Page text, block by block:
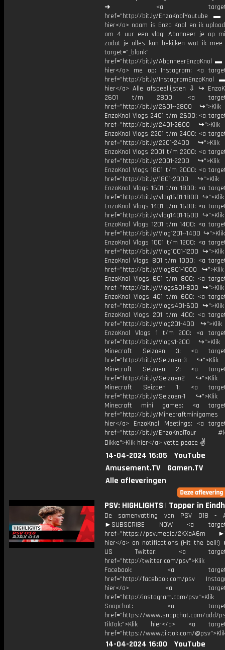
➜ <a
href="http://bit.ly/EnzoKnolYoutube ▬
hier</a> naam is Enzo Knol en ik
om 4 uur een vlog! Abonneer je op
zodat je alles kan bekijken wat ik mee
target="_blank"
href="http://bit.ly/AbonneerEnzoKnol ▬
hier</a> me op: Instagram: <a
href="http://bit.ly/InstagramEnzoKnol
hier</a> Alle afspeellijsten ⇩ ↪
2601 t/m 2800: <a
href="http://bit.ly/2601--2800
EnzoKnol Vlogs 2401 t/m 2600: <a
href="http://bit.ly/2401-2600 ↪">Klik
EnzoKnol Vlogs 2201 t/m 2400: <a
href="http://bit.ly/2201-2400 ↪">Klik
EnzoKnol Vlogs 2001 t/m 2200: <a
href="http://bit.ly/2001-2200 ↪">Klik
EnzoKnol Vlogs 1801 t/m 2000: <a
href="http://bit.ly/1801-2000 ↪">Klik
EnzoKnol Vlogs 1601 t/m 1800: <a
href="http://bit.ly/vlog1601-1800
EnzoKnol Vlogs 1401 t/m 1600: <a
href="http://bit.ly/vlog1401-1600
EnzoKnol Vlogs 1201 t/m 1400: <a
href="http://bit.ly/Vlog1201--1400
EnzoKnol Vlogs 1001 t/m 1200: <a
href="http://bit.ly/Vlog1001-1200
EnzoKnol Vlogs 801 t/m 1000: <a
href="http://bit.ly/Vlog801-1000
EnzoKnol Vlogs 601 t/m 800: <a
href="http://bit.ly/Vlogs601-800
EnzoKnol Vlogs 401 t/m 600: <a
href="http://bit.ly/Vlogs401-600
EnzoKnol Vlogs 201 t/m 400: <a
href="http://bit.ly/Vlog201-400
EnzoKnol Vlogs 1 t/m 200: <a
href="http://bit.ly/Vlogs1-200
Minecraft Seizoen 3: <a
href="http://bit.ly/Seizoen-3 ↪">Klik
Minecraft Seizoen 2: <a
href="http://bit.ly/Seizoen2 ↪">Klik
Minecraft Seizoen 1: <a
href="http://bit.ly/Seizoen-1 ↪">Klik
Minecraft mini games: <a
href="http://bit.ly/
hier</a> EnzoKnol Meetings: <a
href="http://bit.ly/EnzoKnolTour
Dikke">Klik hier</a> vette peace ✌
14-04-2024 16:05
YouTube
Amusement.TV
Gamen.TV
Alle afleveringen
PSV: HIGHLIGHTS | Topper in
De samenvatting van PSV O18 -
►SUBSCRIBE NOW <a
href="https://psv.media/2KXaA6m
hier</a> on notifications (Hit the bell!)
US Twitter: <a
href="http://twitter.com/psv">Klik
Facebook: <a
href="http://facebook.com/psv
hier</a> <a
href="http://instagram.com/
Snapchat: <a
href="https://www.snapchat.com/add/
TikTok:">Klik hier</a> <a
href="https://www.tiktok.com/
14-04-2024 16:00
YouTube